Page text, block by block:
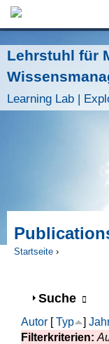
Lehrstuhl für
Learning Lab |
Startseite ›
Anzeigen
Suche
Autor [Typ ]
Filterkriterien: